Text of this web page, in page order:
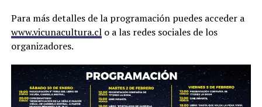
Para más detalles de la programación puedes acceder a
www.vicunacultura.clo a las redes sociales de los
organizadores.